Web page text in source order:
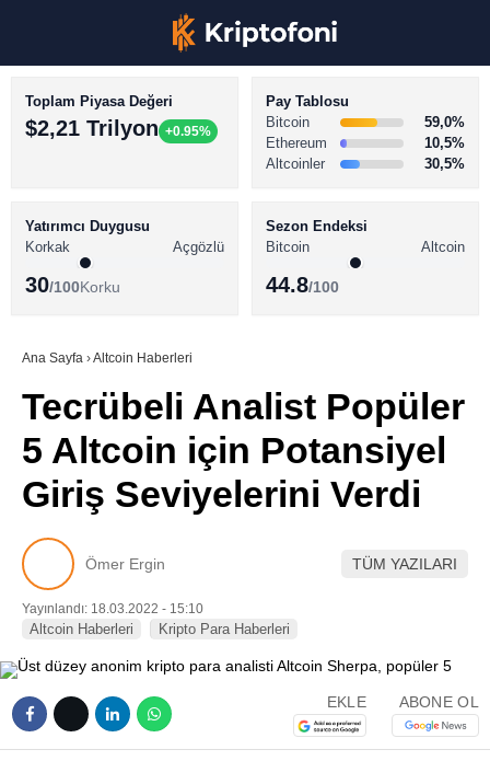
Youtube
TikTok
BİTCOİN HABERLERİ
ALTCOİN HABERLERİ
SÖZLÜK
Toplam Piyasa Değeri
$2,21 Trilyon +0.95%
Pay Tablosu
Bitcoin
59,0%
Ethereum
10,5%
Altcoinler
30,5%
Yatırımcı Duygusu
Korkak
Açgözlü
30/100Korku
Sezon Endeksi
Bitcoin
Altcoin
44.8/100
Ana Sayfa ›Altcoin Haberleri
Tecrübeli Analist Popüler
5 Altcoin için Potansiyel
Giriş Seviyelerini Verdi
Ömer Ergin TÜM YAZILARI
Yayınlandı: 18.03.2022 - 15:10
Altcoin Haberleri Kripto Para Haberleri
EKLE ABONE OL